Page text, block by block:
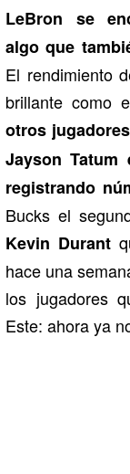
LeBron se
algo que
El rendimiento
brillante como
otros
Jayson
registrando
Bucks el
Kevin Durant
hace una
los jugadores
Este: ahora ya